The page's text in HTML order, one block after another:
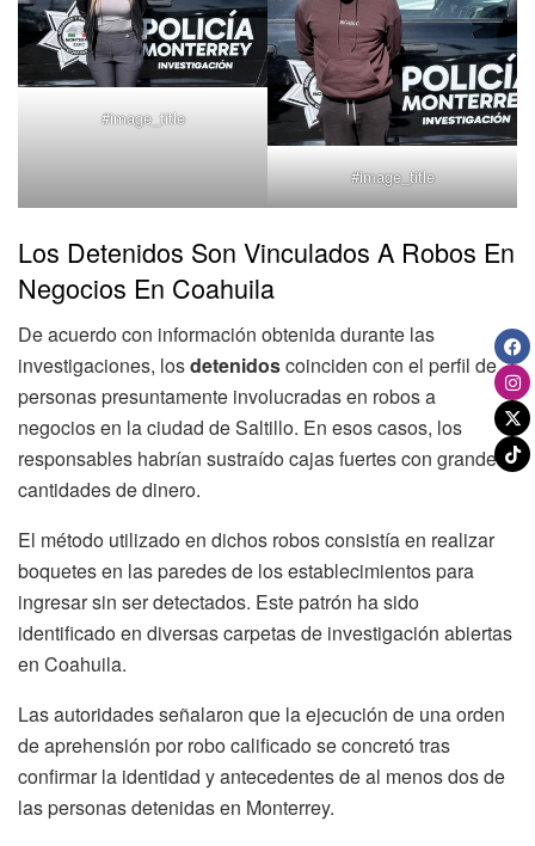
#image_title
#image_title
Los Detenidos Son Vinculados A Robos En
Negocios En Coahuila
De acuerdo con información obtenida durante las
investigaciones, losdetenidoscoinciden con el perfil de
personas presuntamente involucradas en robos a
negocios en la ciudad de Saltillo. En esos casos, los
responsables habrían sustraído cajas fuertes con grandes
cantidades de dinero.
El método utilizado en dichos robos consistía en realizar
boquetes en las paredes de los establecimientos para
ingresar sin ser detectados. Este patrón ha sido
identificado en diversas carpetas de investigación abiertas
en Coahuila.
Las autoridades señalaron que la ejecución de una orden
de aprehensión por robo calificado se concretó tras
confirmar la identidad y antecedentes de al menos dos de
las personas detenidas en Monterrey.